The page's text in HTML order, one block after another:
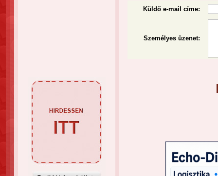
Küldő e-mail címe:
Személyes üzenet: